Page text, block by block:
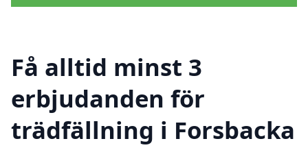
Få alltid minst 3
erbjudanden för
trädfällning i Forsbacka